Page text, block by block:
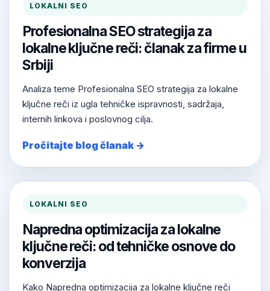
LOKALNI SEO
Profesionalna SEO strategija za
lokalne ključne reči: članak za firme u
Srbiji
Analiza teme Profesionalna SEO strategija za lokalne
ključne reči iz ugla tehničke ispravnosti, sadržaja,
internih linkova i poslovnog cilja.
Pročitajte blog članak →
LOKALNI SEO
Napredna optimizacija za lokalne
ključne reči: od tehničke osnove do
konverzija
Kako Napredna optimizacija za lokalne ključne reči